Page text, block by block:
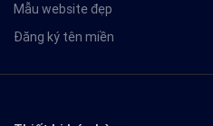
Mẫu website đẹp
Đăng ký tên miền